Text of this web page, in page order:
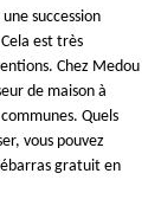
succession
est très
Chez Medou
de maison à
Quels
vous pouvez
gratuit en